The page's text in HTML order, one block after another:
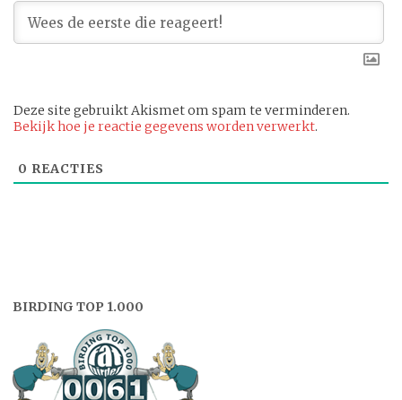
Deze site gebruikt Akismet om spam te verminderen.
Bekijk hoe je reactie gegevens worden verwerkt.
0 REACTIES
BIRDING TOP 1.000